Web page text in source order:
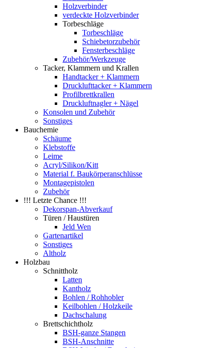
Holzverbinder
verdeckte Holzverbinder
Torbeschläge
Torbeschläge
Schiebetorzubehör
Fensterbeschläge
Zubehör/Werkzeuge
Tacker, Klammern und Krallen
Handtacker + Klammern
Drucklufttacker + Klammern
Profilbrettkrallen
Druckluftnagler + Nägel
Konsolen und Zubehör
Sonstiges
Bauchemie
Schäume
Klebstoffe
Leime
Acryl/Silikon/Kitt
Material f. Baukörperanschlüsse
Montagepistolen
Zubehör
!!! Letzte Chance !!!
Dekorspan-Abverkauf
Türen / Haustüren
Jeld Wen
Gartenartikel
Sonstiges
Altholz
Holzbau
Schnittholz
Latten
Kantholz
Bohlen / Rohhobler
Keilbohlen / Holzkeile
Dachschalung
Brettschichtholz
BSH-ganze Stangen
BSH-Anschnitte